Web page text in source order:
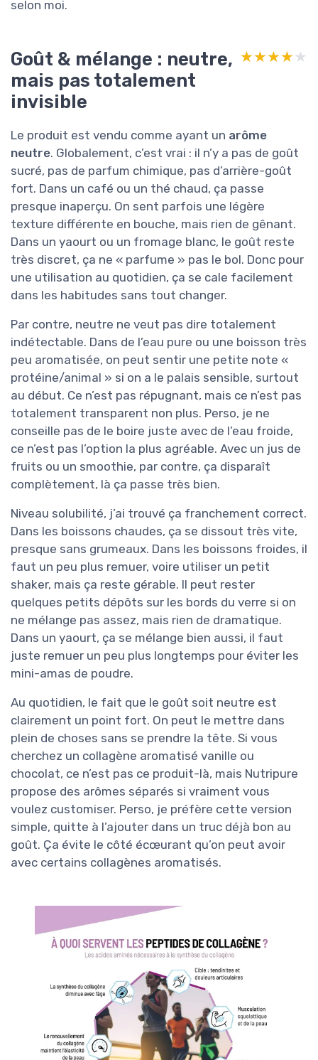
selon moi.
Goût & mélange : neutre,
mais pas totalement
invisible
★★★★★
★★★★★
Le produit est vendu comme ayant un arôme
neutre. Globalement, c’est vrai : il n’y a pas de goût
sucré, pas de parfum chimique, pas d’arrière-goût
fort. Dans un café ou un thé chaud, ça passe
presque inaperçu. On sent parfois une légère
texture différente en bouche, mais rien de gênant.
Dans un yaourt ou un fromage blanc, le goût reste
très discret, ça ne « parfume » pas le bol. Donc pour
une utilisation au quotidien, ça se cale facilement
dans les habitudes sans tout changer.
Par contre, neutre ne veut pas dire totalement
indétectable. Dans de l’eau pure ou une boisson très
peu aromatisée, on peut sentir une petite note «
protéine/animal » si on a le palais sensible, surtout
au début. Ce n’est pas répugnant, mais ce n’est pas
totalement transparent non plus. Perso, je ne
conseille pas de le boire juste avec de l’eau froide,
ce n’est pas l’option la plus agréable. Avec un jus de
fruits ou un smoothie, par contre, ça disparaît
complètement, là ça passe très bien.
Niveau solubilité, j’ai trouvé ça franchement correct.
Dans les boissons chaudes, ça se dissout très vite,
presque sans grumeaux. Dans les boissons froides, il
faut un peu plus remuer, voire utiliser un petit
shaker, mais ça reste gérable. Il peut rester
quelques petits dépôts sur les bords du verre si on
ne mélange pas assez, mais rien de dramatique.
Dans un yaourt, ça se mélange bien aussi, il faut
juste remuer un peu plus longtemps pour éviter les
mini-amas de poudre.
Au quotidien, le fait que le goût soit neutre est
clairement un point fort. On peut le mettre dans
plein de choses sans se prendre la tête. Si vous
cherchez un collagène aromatisé vanille ou
chocolat, ce n’est pas ce produit-là, mais Nutripure
propose des arômes séparés si vraiment vous
voulez customiser. Perso, je préfère cette version
simple, quitte à l’ajouter dans un truc déjà bon au
goût. Ça évite le côté écœurant qu’on peut avoir
avec certains collagènes aromatisés.